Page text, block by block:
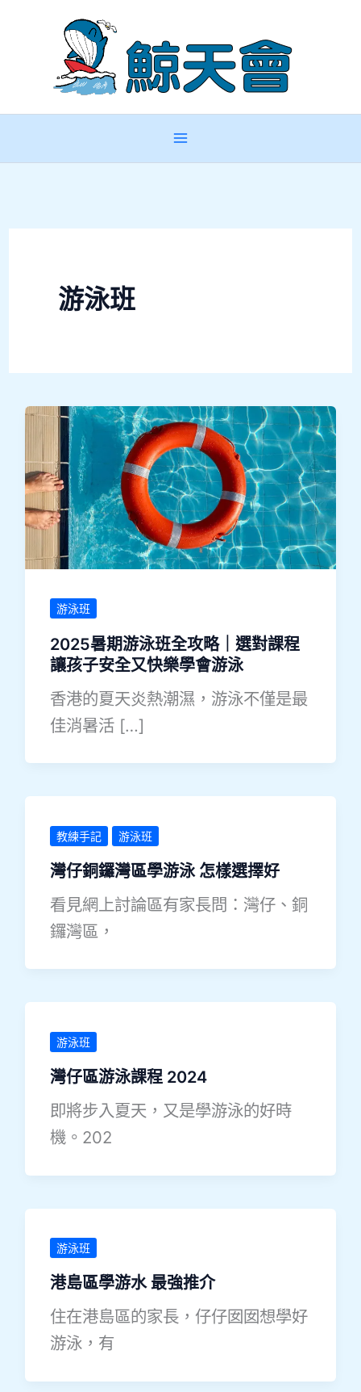
內
游泳班
游泳班
2025暑期游泳班全攻略｜選對課程
讓孩子安全又快樂學會游泳
香港的夏天炎熱潮濕，游泳不僅是最
佳消暑活 […]
教練手記 游泳班
灣仔銅鑼灣區學游泳 怎樣選擇好
看見網上討論區有家長問：灣仔、銅
鑼灣區，
游泳班
灣仔區游泳課程 2024
即將步入夏天，又是學游泳的好時
機。202
游泳班
港島區學游水 最強推介
住在港島區的家長，仔仔囡囡想學好
游泳，有